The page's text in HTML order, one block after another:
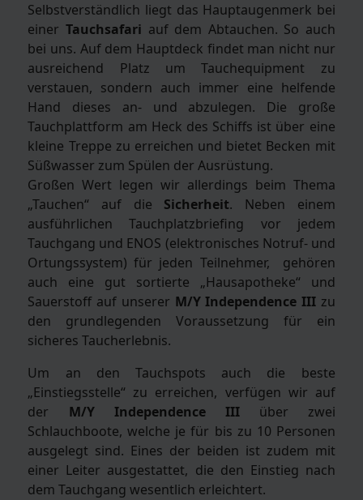
Selbstverständlich liegt das Hauptaugenmerk bei
einer Tauchsafari auf dem Abtauchen. So auch
bei uns. Auf dem Hauptdeck findet man nicht nur
ausreichend Platz um Tauchequipment zu
verstauen, sondern auch immer eine helfende
Hand dieses an- und abzulegen. Die große
Tauchplattform am Heck des Schiffs ist über eine
kleine Treppe zu erreichen und bietet Becken mit
Süßwasser zum Spülen der Ausrüstung.
Großen Wert legen wir allerdings beim Thema
„Tauchen“ auf die Sicherheit. Neben einem
ausführlichen Tauchplatzbriefing vor jedem
Tauchgang und ENOS (elektronisches Notruf- und
Ortungssystem) für jeden Teilnehmer, gehören
auch eine gut sortierte „Hausapotheke“ und
Sauerstoff auf unserer M/Y Independence IIIzu
den grundlegenden Voraussetzung für ein
sicheres Taucherlebnis.
Um an den Tauchspots auch die beste
„Einstiegsstelle“ zu erreichen, verfügen wir auf
der M/Y Independence IIIüber zwei
Schlauchboote, welche je für bis zu 10 Personen
ausgelegt sind. Eines der beiden ist zudem mit
einer Leiter ausgestattet, die den Einstieg nach
dem Tauchgang wesentlich erleichtert.